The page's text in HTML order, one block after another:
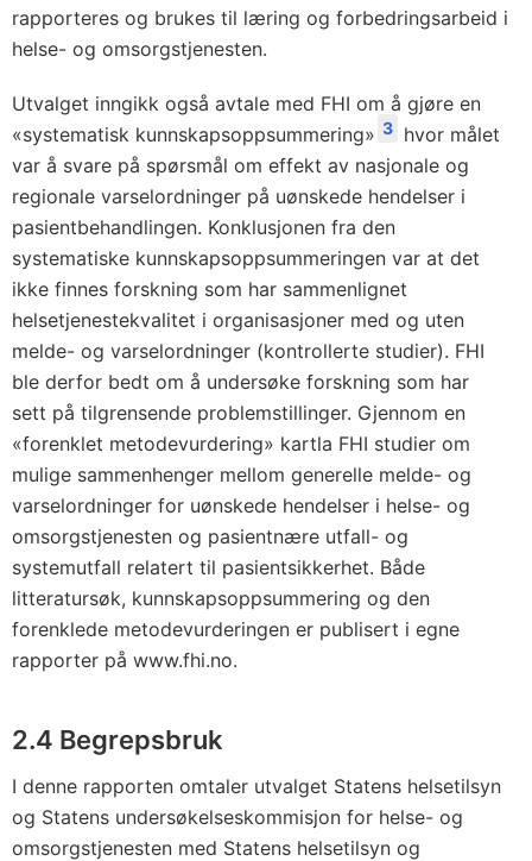
rapporteres og brukes til læring og forbedringsarbeid i
helse- og omsorgstjenesten.
Utvalget inngikk også avtale med FHI om å gjøre en
«systematisk kunnskapsoppsummering» 3 hvor målet
var å svare på spørsmål om effekt av nasjonale og
regionale varselordninger på uønskede hendelser i
pasientbehandlingen. Konklusjonen fra den
systematiske kunnskapsoppsummeringen var at det
ikke finnes forskning som har sammenlignet
helsetjenestekvalitet i organisasjoner med og uten
melde- og varselordninger (kontrollerte studier). FHI
ble derfor bedt om å undersøke forskning som har
sett på tilgrensende problemstillinger. Gjennom en
«forenklet metodevurdering» kartla FHI studier om
mulige sammenhenger mellom generelle melde- og
varselordninger for uønskede hendelser i helse- og
omsorgstjenesten og pasientnære utfall- og
systemutfall relatert til pasientsikkerhet. Både
litteratursøk, kunnskapsoppsummering og den
forenklede metodevurderingen er publisert i egne
rapporter på www.fhi.no.
2.4 Begrepsbruk
I denne rapporten omtaler utvalget Statens helsetilsyn
og Statens undersøkelseskommisjon for helse- og
omsorgstjenesten med Statens helsetilsyn og